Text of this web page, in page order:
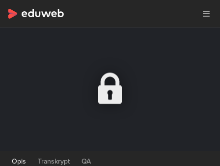
Opis Transkrypt QA